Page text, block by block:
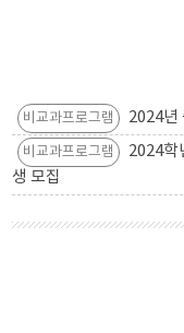
비교과프로그램 2024년
비교과프로그램
2024학
생 모집